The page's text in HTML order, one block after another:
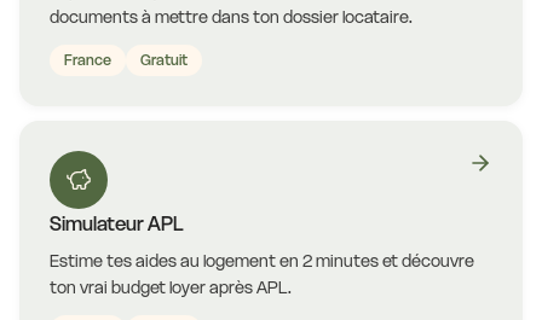
documents à mettre dans ton dossier locataire.
France Gratuit
Simulateur APL
Estime tes aides au logement en 2 minutes et découvre
ton vrai budget loyer après APL.